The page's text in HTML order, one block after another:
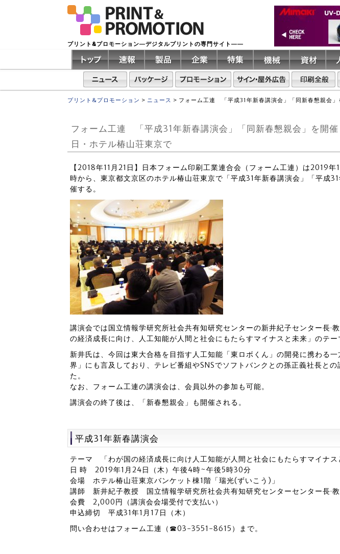
プリント&プロモーション―デジタルプリントの専門サイト――
プリント&プロモーション > ニュース > フォーム工連 「平成31年新春講演会」「同新春懇親会
フォーム工連 「平成31年新春講演会」「同新春懇親会」を開
日・ホテル椿山荘東京で
【2018年11月21日】日本フォーム印刷工業連合会（フォーム工連）は2019
時から、東京都文京区のホテル椿山荘東京で「平成31年新春講演会」「平成
催する。
講演会では国立情報学研究所社会共有知研究センターの新井紀子センター長·
の経済成長に向け、人工知能が人間と社会にもたらすマイナスと未来」のテー
新井氏は、今回は東大合格を目指す人工知能「東ロボくん」の開発に携わる
界」にも言及しており、テレビ番組やSNSでソフトバンクとの孫正義社長との
た。
なお、フォーム工連の講演会は、会員以外の参加も可能。
講演会の終了後は、「新春懇親会」も開催される。
平成31年新春講演会
テーマ 「わが国の経済成長に向け人工知能が人間と社会にもたらすマイナス
日 時 2019年1月24日（木）午後4時~午後5時30分
会場 ホテル椿山荘東京バンケット棟1階「瑞光(ずいこう)」
講師 新井紀子教授 国立情報学研究所社会共有知研究センターセンター長·
会費 2,000円（講演会会場受付で支払い）
申込締切 平成31年1月17日（木）
問い合わせはフォーム工連（☎03-3551-8615）まで。